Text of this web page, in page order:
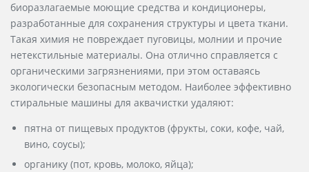
биоразлагаемые моющие средства и кондиционеры,
разработанные для сохранения структуры и цвета ткани.
Такая химия не повреждает пуговицы, молнии и прочие
нетекстильные материалы. Она отлично справляется с
органическими загрязнениями, при этом оставаясь
экологически безопасным методом. Наиболее эффективно
стиральные машины для аквачистки удаляют:
пятна от пищевых продуктов (фрукты, соки, кофе, чай,
вино, соусы);
органику (пот, кровь, молоко, яйца);